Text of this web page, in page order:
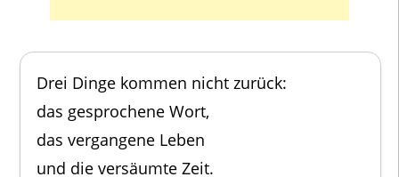
Drei Dinge kommen nicht zurück:
das gesprochene Wort,
das vergangene Leben
und die versäumte Zeit.